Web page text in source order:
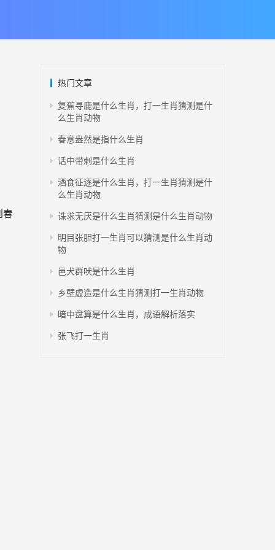
春
热门文章
复蕉寻鹿是什么生肖，打一生肖猜测是什
么生肖动物
春意盎然是指什么生肖
话中带刺是什么生肖
酒食征逐是什么生肖，打一生肖猜测是什
么生肖动物
诛求无厌是什么生肖猜测是什么生肖动物
明目张胆打一生肖可以猜测是什么生肖动
物
邑犬群吠是什么生肖
乡壁虚造是什么生肖猜测打一生肖动物
暗中盘算是什么生肖，成语解析落实
张飞打一生肖